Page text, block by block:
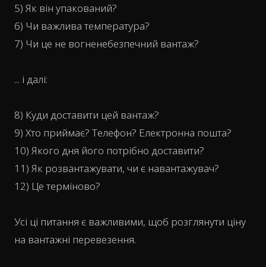
5) Як він упакований?
6) Чи важлива температура?
7) Чи це не вогненебезпечний вантаж?
... і далі:
8) Куди доставити цей вантаж?
9) Хто приймає? Телефон? Електронна пошта?
10) Якого дня його потрібно доставити?
11) Як розвантажувати, чи є навантажувач?
12) Це терміново?
Усі ці питання є важливими, щоб розглянути ціну
на вантажні перевезення.